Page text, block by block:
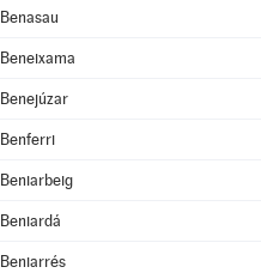
Benasau
Beneixama
Benejúzar
Benferri
Beniarbeig
Beniardá
Beniarrés